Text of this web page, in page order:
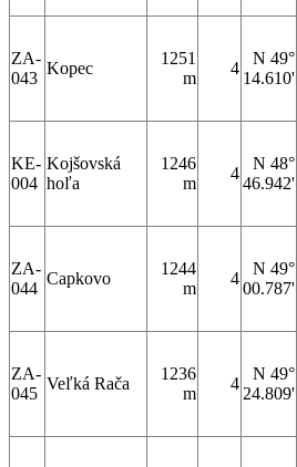
ZA-
043
Kopec
1251
m
4
N 49°
14.610'
KE-
004
Kojšovská
hoľa
1246
m
4
N 48°
46.942'
ZA-
044
Capkovo
1244
m
4
N 49°
00.787'
ZA-
045
Veľká Rača
1236
m
4
N 49°
24.809'